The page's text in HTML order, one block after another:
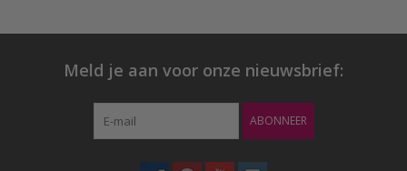
Meld je aan voor onze nieuwsbrief:
ABONNEER